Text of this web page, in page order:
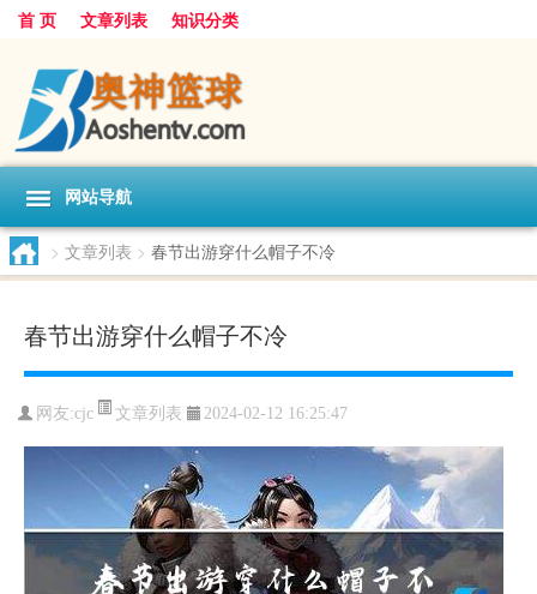
首 页 文章列表 知识分类
网站导航
> 文章列表 > 春节出游穿什么帽子不冷
春节出游穿什么帽子不冷
网友:cjc 文章列表 2024-02-12 16:25:47